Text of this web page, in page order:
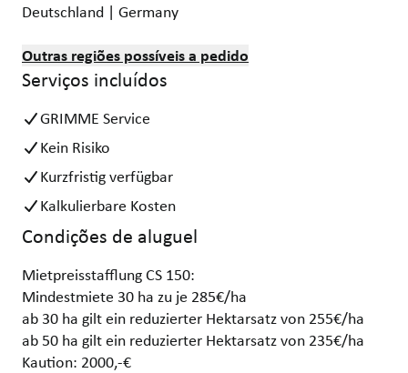
Deutschland | Germany
Outras regiões possíveis a pedido
Serviços incluídos
GRIMME Service
Kein Risiko
Kurzfristig verfügbar
Kalkulierbare Kosten
Condições de aluguel
Mietpreisstafflung CS 150:
Mindestmiete 30 ha zu je 285€/ha
ab 30 ha gilt ein reduzierter Hektarsatz von 255€/ha
ab 50 ha gilt ein reduzierter Hektarsatz von 235€/ha
Kaution: 2000,-€